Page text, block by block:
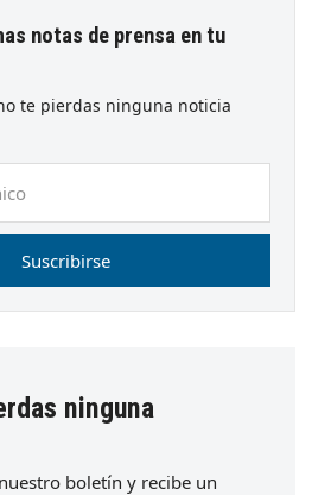
notas de prensa en tu
te pierdas ninguna noticia
Suscribirse
ninguna
boletín y recibe un